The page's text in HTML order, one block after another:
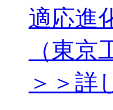
適応進
（東京
＞＞詳